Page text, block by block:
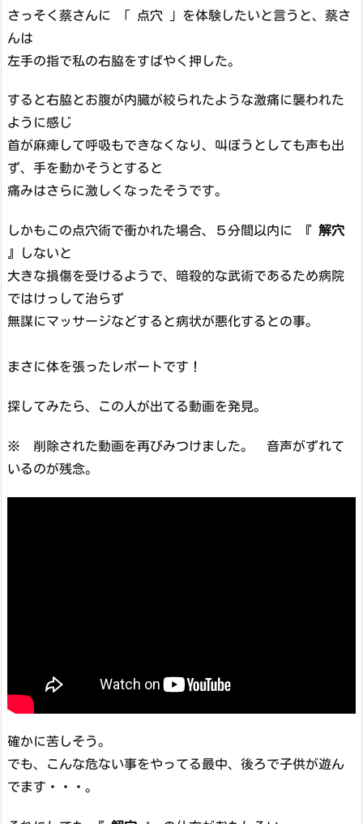
さっそく蔡さんに 「 点穴 」を体験したいと言うと、蔡さ
んは
左手の指で私の右脇をすばやく押した。
すると右脇とお腹が内臓が絞られたような激痛に襲われた
ように感じ
首が麻痺して呼吸もできなくなり、叫ぼうとしても声も出
ず、手を動かそうとすると
痛みはさらに激しくなったそうです。
しかもこの点穴術で衝かれた場合、５分間以内に 『 解穴
』しないと
大きな損傷を受けるようで、暗殺的な武術であるため病院
ではけっして治らず
無謀にマッサージなどすると病状が悪化するとの事。
まさに体を張ったレポートです！
探してみたら、この人が出てる動画を発見。
※ 削除された動画を再びみつけました。 音声がずれて
いるのが残念。
確かに苦しそう。
でも、こんな危ない事をやってる最中、後ろで子供が遊ん
でます・・・。